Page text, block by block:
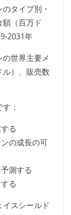
タイプ別・
（百万ド
2031年
世界主要メ
）、販売数
：
る
の成長の可
測する
る
スシールド